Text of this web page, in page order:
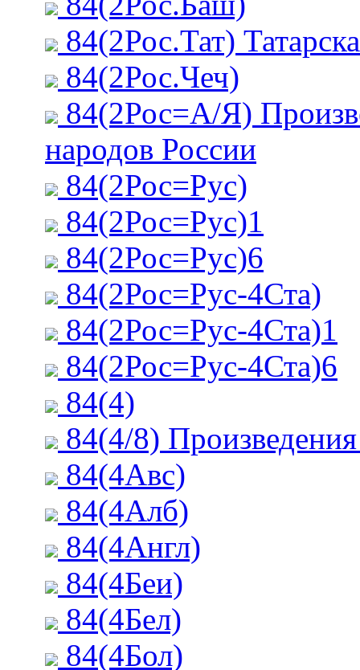
84(2Рос.Тат)
84(2Рос.Чеч)
84(2Рос=А/Я)
народов России
84(2Рос=Рус)
84(2Рос=Рус)1
84(2Рос=Рус)6
84(2Рос=Рус-4Ста)
84(2Рос=Рус-4Ста)1
84(2Рос=Рус-4Ста)6
84(4)
84(4/8)
84(4Авс)
84(4Алб)
84(4Англ)
84(4Беи)
84(4Бел)
84(4Бол)